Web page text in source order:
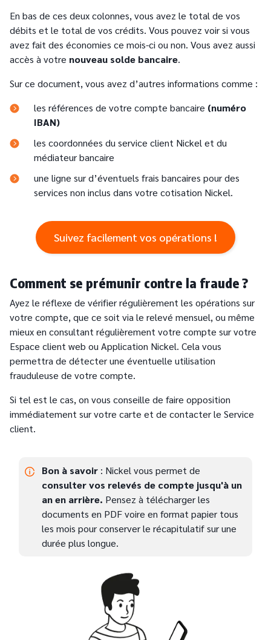
En bas de ces deux colonnes, vous avez le total de vos
débits et le total de vos crédits. Vous pouvez voir si vous
avez fait des économies ce mois-ci ou non. Vous avez aussi
accès à votre nouveau solde bancaire.
Sur ce document, vous avez d’autres informations comme :
les références de votre compte bancaire (numéro
IBAN)
les coordonnées du service client Nickel et du
médiateur bancaire
une ligne sur d’éventuels frais bancaires pour des
services non inclus dans votre cotisation Nickel.
Suivez facilement vos opérations !
Comment se prémunir contre la fraude ?
Ayez le réflexe de vérifier régulièrement les opérations sur
votre compte, que ce soit via le relevé mensuel, ou même
mieux en consultant régulièrement votre compte sur votre
Espace client web ou Application Nickel. Cela vous
permettra de détecter une éventuelle utilisation
frauduleuse de votre compte.
Si tel est le cas, on vous conseille de faire opposition
immédiatement sur votre carte et de contacter le Service
client.
Bon à savoir : Nickel vous permet de
consulter vos relevés de compte jusqu'à un
an en arrière. Pensez à télécharger les
documents en PDF voire en format papier tous
les mois pour conserver le récapitulatif sur une
durée plus longue.